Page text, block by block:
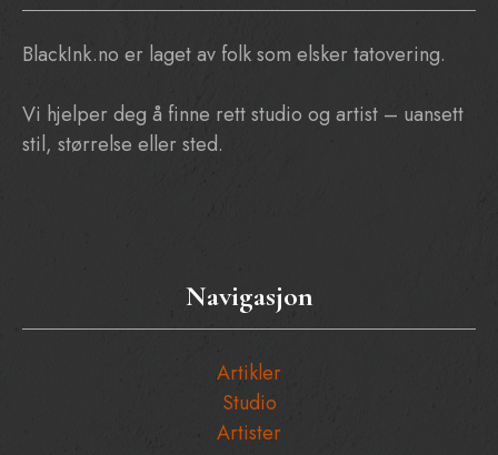
BlackInk.no er laget av folk som elsker tatovering.
Vi hjelper deg å finne rett studio og artist – uansett
stil, størrelse eller sted.
Navigasjon
Artikler
Studio
Artister